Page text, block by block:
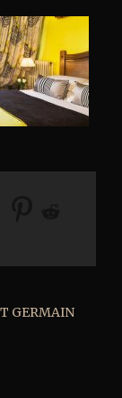
GERMAIN